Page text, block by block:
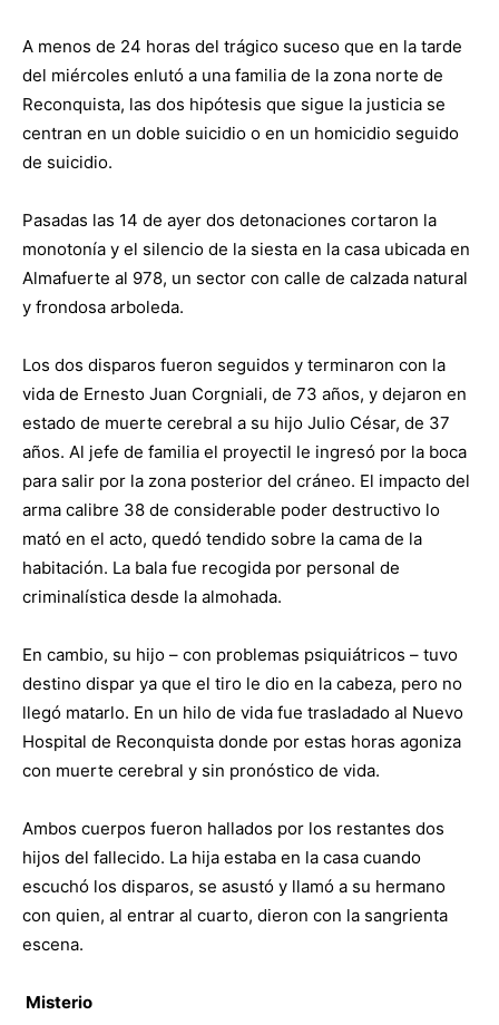
A menos de 24 horas del trágico suceso que en la tarde
del miércoles enlutó a una familia de la zona norte de
Reconquista, las dos hipótesis que sigue la justicia se
centran en un doble suicidio o en un homicidio seguido
de suicidio.
Pasadas las 14 de ayer dos detonaciones cortaron la
monotonía y el silencio de la siesta en la casa ubicada en
Almafuerte al 978, un sector con calle de calzada natural
y frondosa arboleda.
Los dos disparos fueron seguidos y terminaron con la
vida de Ernesto Juan Corgniali, de 73 años, y dejaron en
estado de muerte cerebral a su hijo Julio César, de 37
años. Al jefe de familia el proyectil le ingresó por la boca
para salir por la zona posterior del cráneo. El impacto del
arma calibre 38 de considerable poder destructivo lo
mató en el acto, quedó tendido sobre la cama de la
habitación. La bala fue recogida por personal de
criminalística desde la almohada.
En cambio, su hijo – con problemas psiquiátricos – tuvo
destino dispar ya que el tiro le dio en la cabeza, pero no
llegó matarlo. En un hilo de vida fue trasladado al Nuevo
Hospital de Reconquista donde por estas horas agoniza
con muerte cerebral y sin pronóstico de vida.
Ambos cuerpos fueron hallados por los restantes dos
hijos del fallecido. La hija estaba en la casa cuando
escuchó los disparos, se asustó y llamó a su hermano
con quien, al entrar al cuarto, dieron con la sangrienta
escena.
Misterio